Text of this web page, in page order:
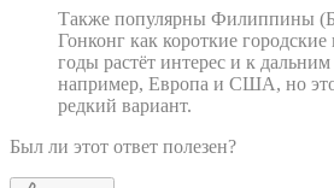
Также популярны Филиппины
Гонконг как короткие
годы растёт интерес и к
например, Европа и США, но
редкий вариант.
Был ли этот ответ полезен?